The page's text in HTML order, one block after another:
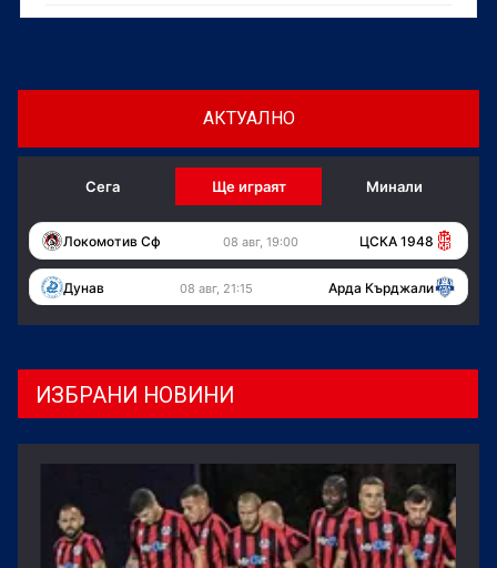
АКТУАЛНО
Сега Ще играят Минали
Локомотив Сф 08 авг, 19:00 ЦСКА 1948
Дунав 08 авг, 21:15 Арда Кърджали
ИЗБРАНИ НОВИНИ